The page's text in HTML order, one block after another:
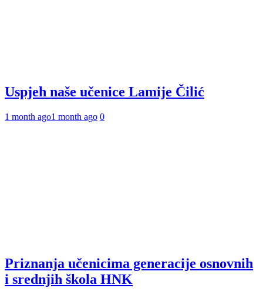
Uspjeh naše učenice Lamije Čilić
1 month ago1 month ago 0
Priznanja učenicima generacije osnovnih
i srednjih škola HNK